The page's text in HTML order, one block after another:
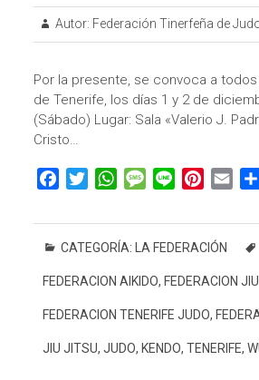
Autor: Federación Tinerfeña de Judo
Por la presente, se convoca a
de Tenerife, los días 1 y 2 de
(Sábado) Lugar: Sala «Valerio J.
Cristo…
c
e
o
o
i
t
e
r
W
a
t
A
p
M
s
s
g
e
n
e
n
t
r
e
t
a
CATEGORÍA: LA FEDERACIÓN
FEDERACION AIKIDO, FEDERACION
FEDERACION TENERIFE JUDO,
JIU JITSU, JUDO, KENDO, TENERIFE,